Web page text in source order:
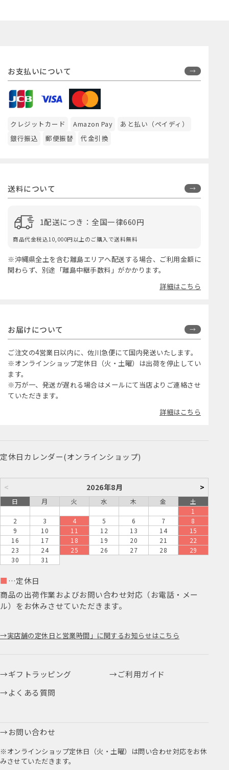
お支払いについて
クレジットカード Amazon Pay
あと払い（ペイディ）
銀行振込
郵便振替 代金引換
送料について
1配送につき：全国一律660円
商品代金税込10,000円以上のご購入で送料無料
※沖縄県全土を含む離島エリアへ配送する場合、ご利用金額に
関わらず、別途「離島中継手数料」がかかります。
詳細はこちら
お届けについて
ご注文の4営業日以内に、佐川急便にて国内発送いたします。
※オンラインショップ定休日（火・土曜）は出荷を停止してい
ます。
※万が一、発送が遅れる場合はメールにて当店よりご連絡させ
ていただきます。
詳細はこちら
定休日カレンダー(オンラインショップ)
< 2026年8月 >
日 月 火 水 木 金
土
1
2
3 4 5 6 7
8
9
10 11 12 13 14
15
16
17 18 19 20 21
22
23
24 25 26 27 28
29
30
31
■ …定休日
商品の出荷作業およびお問い合わせ対応（お電話・メー
ル）をお休みさせていただきます。
実店舗の定休日と営業時間」に関するお知らせはこちら
ギフトラッピング
ご利用ガイド
よくある質問
お問い合わせ
※オンラインショップ定休日（火・土曜）は問い合わせ対応をお休
みさせていただきます。